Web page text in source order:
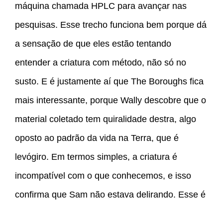
máquina chamada HPLC para avançar nas
pesquisas. Esse trecho funciona bem porque dá
a sensação de que eles estão tentando
entender a criatura com método, não só no
susto. E é justamente aí que The Boroughs fica
mais interessante, porque Wally descobre que o
material coletado tem quiralidade destra, algo
oposto ao padrão da vida na Terra, que é
levógiro. Em termos simples, a criatura é
incompatível com o que conhecemos, e isso
confirma que Sam não estava delirando. Esse é